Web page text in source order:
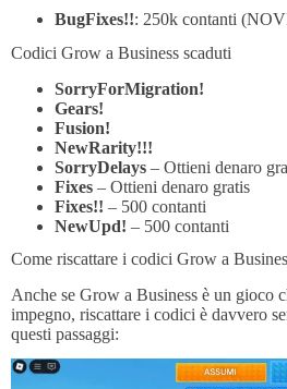
BugFixes!!: 250k contanti
Codici Grow a Business scaduti
SorryForMigration!
Gears!
Fusion!
NewRarity!!!
SorryDelays – Ottieni denaro
Fixes – Ottieni denaro gratis
Fixes!! – 500 contanti
NewUpd! – 500 contanti
Come riscattare i codici Grow a
Anche se Grow a Business è un gioco
impegno, riscattare i codici è davvero
questi passaggi: